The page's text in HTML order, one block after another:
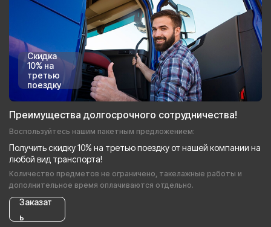
Скидка
10% на
третью
поездку
Преимущества долгосрочного сотрудничества!
Воспользуйтесь нашим пакетным предложением:
Получить скидку 10% на третью поездку от нашей компании на
любой вид транспорта!
Количество предметов не ограничено, такелажные работы и
дополнительное время оплачиваются отдельно.
Заказат
ь